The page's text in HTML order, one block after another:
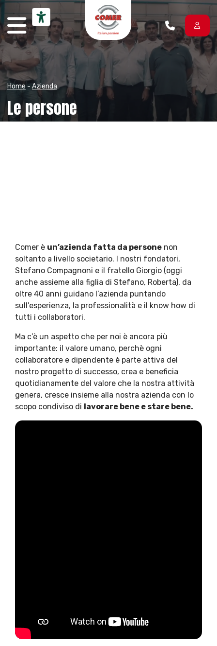
Vai al contenuto
Home - Azienda
Le persone
Comer è un’azienda fatta da persone non
soltanto a livello societario. I nostri fondatori,
Stefano Compagnoni e il fratello Giorgio (oggi
anche assieme alla figlia di Stefano, Roberta), da
oltre 40 anni guidano l’azienda puntando
sull’esperienza, la professionalità e il know how di
tutti i collaboratori.
Ma c’è un aspetto che per noi è ancora più
importante: il valore umano, perchè ogni
collaboratore e dipendente è parte attiva del
nostro progetto di successo, crea e beneficia
quotidianamente del valore che la nostra attività
genera, cresce insieme alla nostra azienda con lo
scopo condiviso di lavorare bene e stare bene.